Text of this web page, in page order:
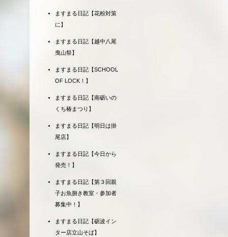
ますまる日記【花粉対策
に】
ますまる日記【越中八尾
曳山祭】
ますまる日記【SCHOOL
OF LOCK！】
ますまる日記【南砺いの
くち椿まつり】
ますまる日記【明日は掛
尾店】
ますまる日記【今日から
発売！】
ますまる日記【第３回親
子お魚捌き教室・参加者
募集中！】
ますまる日記【砺波イン
ター店立山そば】